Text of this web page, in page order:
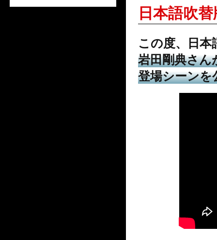
日本語吹
この度、日
岩田剛典さ
登場シーン